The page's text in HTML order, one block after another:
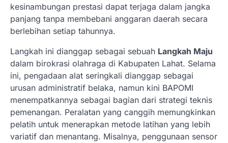
kesinambungan prestasi dapat terjaga dalam jangka
panjang tanpa membebani anggaran daerah secara
berlebihan setiap tahunnya.
Langkah ini dianggap sebagai sebuah Langkah Maju
dalam birokrasi olahraga di Kabupaten Lahat. Selama
ini, pengadaan alat seringkali dianggap sebagai
urusan administratif belaka, namun kini BAPOMI
menempatkannya sebagai bagian dari strategi teknis
pemenangan. Peralatan yang canggih memungkinkan
pelatih untuk menerapkan metode latihan yang lebih
variatif dan menantang. Misalnya, penggunaan sensor